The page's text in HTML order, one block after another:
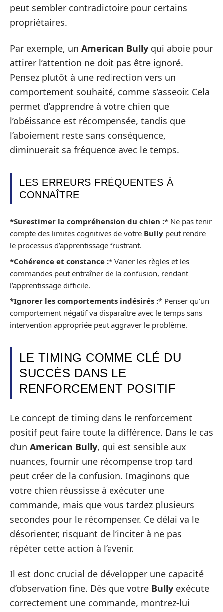
peut sembler contradictoire pour certains
propriétaires.
Par exemple, un American Bully qui aboie pour
attirer l’attention ne doit pas être ignoré.
Pensez plutôt à une redirection vers un
comportement souhaité, comme s’asseoir. Cela
permet d’apprendre à votre chien que
l’obéissance est récompensée, tandis que
l’aboiement reste sans conséquence,
diminuerait sa fréquence avec le temps.
LES ERREURS FRÉQUENTES À
CONNAÎTRE
*Surestimer la compréhension du chien :* Ne pas tenir
compte des limites cognitives de votre Bully peut rendre
le processus d’apprentissage frustrant.
*Cohérence et constance :* Varier les règles et les
commandes peut entraîner de la confusion, rendant
l’apprentissage difficile.
*Ignorer les comportements indésirés :* Penser qu’un
comportement négatif va disparaître avec le temps sans
intervention appropriée peut aggraver le problème.
LE TIMING COMME CLÉ DU
SUCCÈS DANS LE
RENFORCEMENT POSITIF
Le concept de timing dans le renforcement
positif peut faire toute la différence. Dans le cas
d’un American Bully, qui est sensible aux
nuances, fournir une récompense trop tard
peut créer de la confusion. Imaginons que
votre chien réussisse à exécuter une
commande, mais que vous tardez plusieurs
secondes pour le récompenser. Ce délai va le
désorienter, risquant de l’inciter à ne pas
répéter cette action à l’avenir.
Il est donc crucial de développer une capacité
d’observation fine. Dès que votre Bully exécute
correctement une commande, montrez-lui